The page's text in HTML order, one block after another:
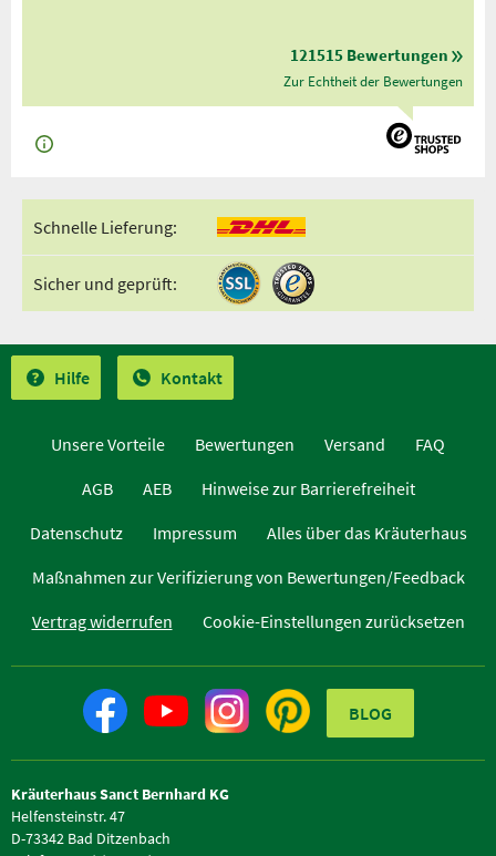
121515 Bewertungen
Zur Echtheit der Bewertungen
Schnelle Lieferung:
Sicher und geprüft:
Hilfe Kontakt
Unsere Vorteile Bewertungen Versand
FAQ
AGB
AEB
Hinweise zur Barrierefreiheit
Datenschutz
Impressum
Alles über das Kräuterhaus
Maßnahmen zur Verifizierung von Bewertungen/Feedback
Vertrag widerrufen
Cookie-Einstellungen zurücksetzen
BLOG
Kräuterhaus Sanct Bernhard KG
Helfensteinstr. 47
D-73342 Bad Ditzenbach